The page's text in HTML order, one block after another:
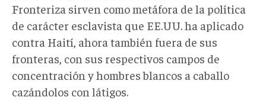
Fronteriza sirven como metáfora de la política
de carácter esclavista que EE.UU. ha aplicado
contra Haití, ahora también fuera de sus
fronteras, con sus respectivos campos de
concentración y hombres blancos a caballo
cazándolos con látigos.